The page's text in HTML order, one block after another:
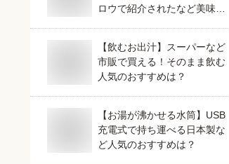
ロウで紹介されたなど美味し
【飲むお出汁】スーパーなど
市販で買える！そのまま飲む
人気のおすすめは？
【お湯が沸かせる水筒】USB
充電式で持ち運べる日本製な
ど人気のおすすめは？